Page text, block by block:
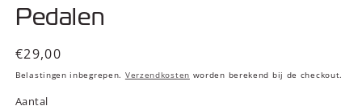
openen
inPedalen
Normale
prijs
€29,00
Belastingen inbegrepen. Verzendkosten worden berekend bij de checkout.
Aantal